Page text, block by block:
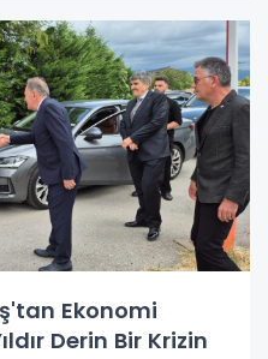
Ekonomi
Derin Bir Krizin